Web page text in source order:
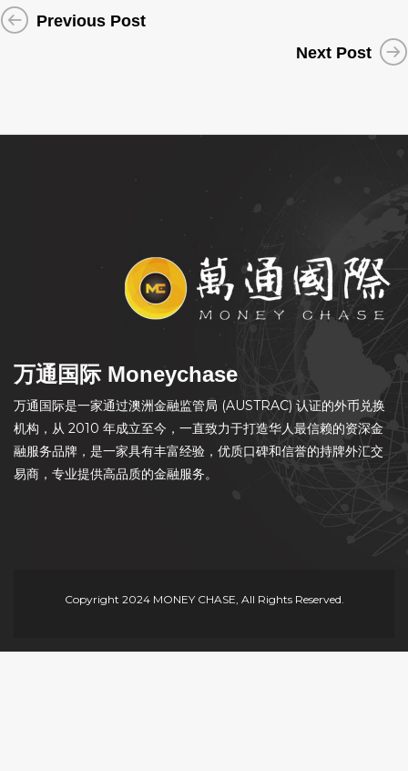
Previous Post
Next Post
万通国际 Moneychase
万通国际是一家通过澳洲金融监管局 (AUSTRAC) 认证的外币兑换
机构，从 2010 年成立至今，一直致力于打造华人最信赖的资深金
融服务品牌，是一家具有丰富经验，优质口碑和信誉的持牌外汇交
易商，专业提供高品质的金融服务。
Copyright 2024 MONEY CHASE, All Rights Reserved.